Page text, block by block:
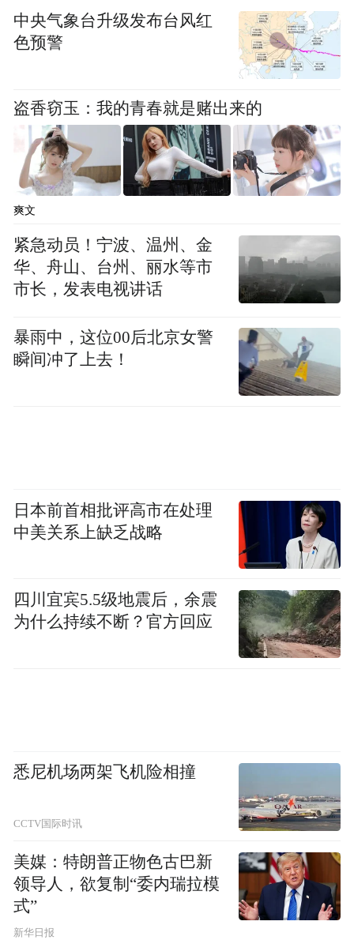
中央气象台升级发布台风红
色预警
盗香窃玉：我的青春就是赌出来的
爽文
紧急动员！宁波、温州、金
华、舟山、台州、丽水等市
市长，发表电视讲话
暴雨中，这位00后北京女警
瞬间冲了上去！
日本前首相批评高市在处理
中美关系上缺乏战略
四川宜宾5.5级地震后，余震
为什么持续不断？官方回应
悉尼机场两架飞机险相撞
CCTV国际时讯
美媒：特朗普正物色古巴新
领导人，欲复制“委内瑞拉模
式”
新华日报